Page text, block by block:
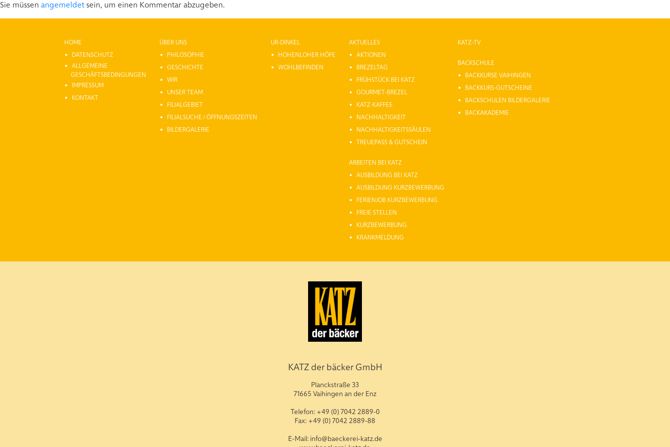
Sie müssen angemeldetsein, um einen Kommentar abzugeben.
HOME
DATENSCHUTZ
ALLGEMEINE
GESCHÄFTSBEDINGUNGEN
IMPRESSUM
KONTAKT
ÜBER UNS
PHILOSOPHIE
GESCHICHTE
WIR
UNSER TEAM
FILIALGEBIET
FILIALSUCHE / ÖFFNUNGSZEITEN
BILDERGALERIE
UR-DINKEL
HOHENLOHER HÖFE
WOHLBEFINDEN
AKTUELLES
AKTIONEN
BREZELTAG
FRÜHSTÜCK BEI KATZ
GOURMET-BREZEL
KATZ-KAFFEE
NACHHALTIGKEIT
NACHHALTIGKEITSSÄULEN
TREUEPASS & GUTSCHEIN
ARBEITEN BEI KATZ
AUSBILDUNG BEI KATZ
AUSBILDUNG KURZBEWERBUNG
FERIENJOB KURZBEWERBUNG
FREIE STELLEN
KURZBEWERBUNG
KRANKMELDUNG
KATZ-TV
BACKSCHULE
BACKKURSE VAIHINGEN
BACKKURS-GUTSCHEINE
BACKSCHULEN BILDERGALERIE
BACKAKADEMIE
KATZ der bäcker GmbH
Planckstraße 33
71665 Vaihingen an der Enz
Telefon: +49 (0) 7042 2889-0
Fax: +49 (0) 7042 2889-88
E-Mail: info@baeckerei-katz.de